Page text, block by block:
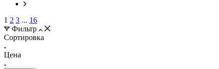
1 2 3 ... 16
Фильтр
Сортировка
Цена